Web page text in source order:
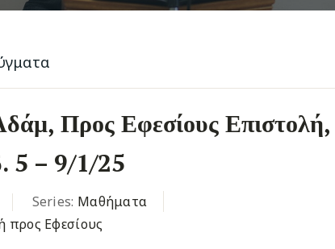
Προς Εφεσίους
5 – 9/1/25
Series: Μαθήματα
προς Εφεσίους